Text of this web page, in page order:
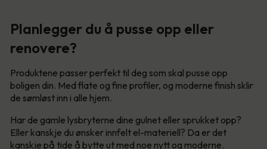
Planlegger du å pusse opp eller
renovere?
Produktene passer perfekt til deg som skal pusse opp
boligen din. Med flate og fine profiler, og moderne finish sklir
de sømløst inn i alle hjem.
Har de gamle lysbryterne dine gulnet eller sprukket opp?
Eller kanskje du ønsker innfelt el-materiell? Da er det
kanskje på tide å bytte ut med noe nytt og moderne.